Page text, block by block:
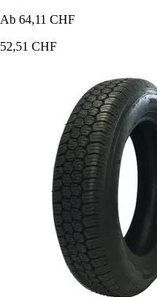
Ab 64,11 CHF
52,51 CHF